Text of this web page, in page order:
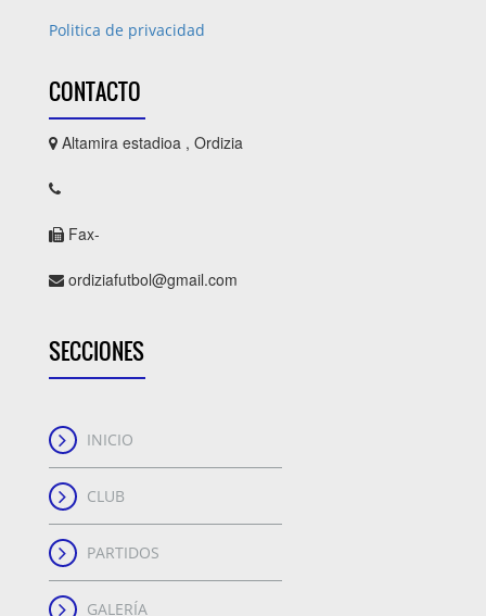
Politica de privacidad
CONTACTO
Altamira estadioa , Ordizia
Fax-
ordiziafutbol@gmail.com
SECCIONES
INICIO
CLUB
PARTIDOS
GALERÍA